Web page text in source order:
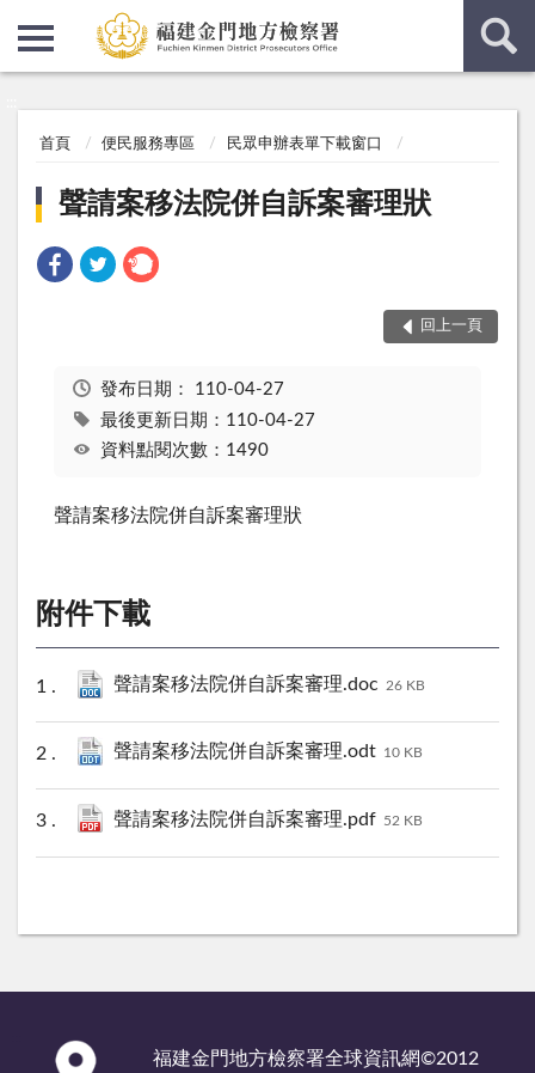
首頁 便民服務專區 民眾申辦表單下載窗口
聲請案移法院併自訴案審理狀
回上一頁
發布日期： 110-04-27
最後更新日期：110-04-27
資料點閱次數：1490
聲請案移法院併自訴案審理狀
附件下載
聲請案移法院併自訴案審理.doc 26 KB
聲請案移法院併自訴案審理.odt 10 KB
聲請案移法院併自訴案審理.pdf 52 KB
福建金門地方檢察署全球資訊網©2012